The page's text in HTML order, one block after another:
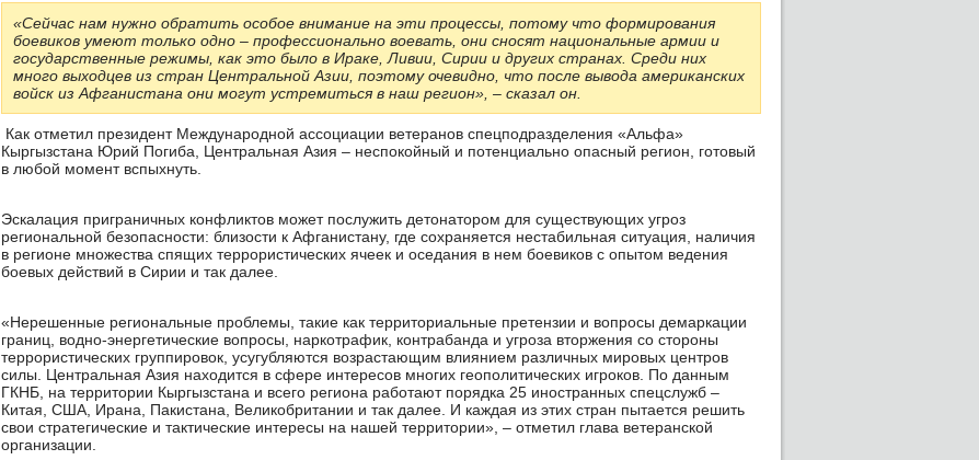
«Сейчас нам нужно обратить особое внимание на эти процессы, потому что формирования
боевиков умеют только одно – профессионально воевать, они сносят национальные армии и
государственные режимы, как это было в Ираке, Ливии, Сирии и других странах. Среди них
много выходцев из стран Центральной Азии, поэтому очевидно, что после вывода американских
войск из Афганистана они могут устремиться в наш регион», – сказал он.
Как отметил президент Международной ассоциации ветеранов спецподразделения «Альфа»
Кыргызстана Юрий Погиба, Центральная Азия – неспокойный и потенциально опасный регион, готовый
в любой момент вспыхнуть.
Эскалация приграничных конфликтов может послужить детонатором для существующих угроз
региональной безопасности: близости к Афганистану, где сохраняется нестабильная ситуация, наличия
в регионе множества спящих террористических ячеек и оседания в нем боевиков с опытом ведения
боевых действий в Сирии и так далее.
«Нерешенные региональные проблемы, такие как территориальные претензии и вопросы демаркации
границ, водно-энергетические вопросы, наркотрафик, контрабанда и угроза вторжения со стороны
террористических группировок, усугубляются возрастающим влиянием различных мировых центров
силы. Центральная Азия находится в сфере интересов многих геополитических игроков. По данным
ГКНБ, на территории Кыргызстана и всего региона работают порядка 25 иностранных спецслужб –
Китая, США, Ирана, Пакистана, Великобритании и так далее. И каждая из этих стран пытается решить
свои стратегические и тактические интересы на нашей территории», – отметил глава ветеранской
организации.